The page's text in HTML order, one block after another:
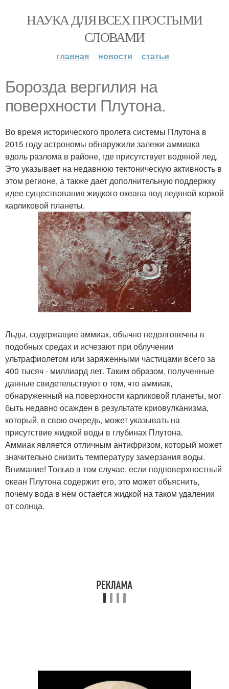
НАУКА ДЛЯ ВСЕХ ПРОСТЫМИ
СЛОВАМИ
главная новости статьи
Бopoзда вepгилия на
поверхности Плутона.
Во время исторического пролета системы Плутона в
2015 году астрономы обнаружили залежи аммиака
вдоль разлома в районе, где присутствует водяной лед.
Это указывает на недавнюю тектоническую активность в
этом регионе, а также дает дополнительную поддержку
идее существования жидкого океана под ледяной коркой
карликовой планеты.
Льды, содержащие аммиак, обычно недолговечны в
подобных средах и исчезают при облучении
ультрафиолетом или заряженными частицами всего за
400 тысяч - миллиард лет. Таким образом, полученные
данные свидетельствуют о том, что аммиак,
обнаруженный на поверхности карликовой планеты, мог
быть недавно осажден в результате криовулканизма,
который, в свою очередь, может указывать на
присутствие жидкой воды в глубинах Плутона.
Аммиак является отличным антифризом, который может
значительно снизить температуру замерзания воды.
Внимание! Только в том случае, если подповерхностный
океан Плутона содержит его, это может объяснить,
почему вода в нем остается жидкой на таком удалении
от солнца.